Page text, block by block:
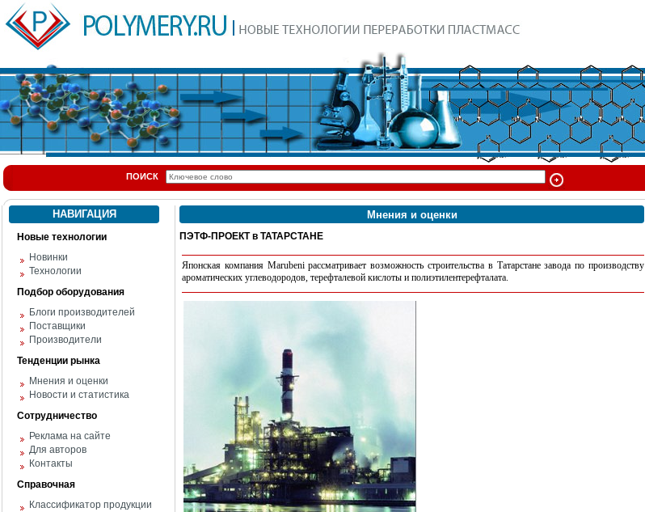
ПОИСК
НАВИГАЦИЯ
Новые технологии
Новинки
Технологии
Подбор оборудования
Блоги производителей
Поставщики
Производители
Тенденции рынка
Мнения и оценки
Новости и статистика
Сотрудничество
Реклама на сайте
Для авторов
Контакты
Справочная
Классификатор продукции
Мнения и оценки
ПЭТФ-ПРОЕКТ в ТАТАРСТАНЕ
Японская компания Marubeni рассматривает возможность строительства в Татарстане завода по производству
ароматических углеводородов, терефталевой кислоты и полиэтилентерефталата.